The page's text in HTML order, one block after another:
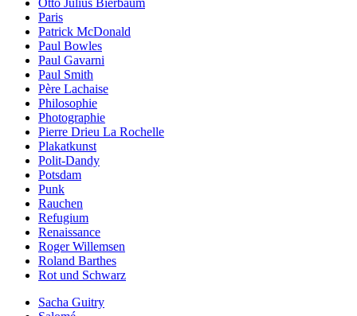
Otto Julius Bierbaum
Paris
Patrick McDonald
Paul Bowles
Paul Gavarni
Paul Smith
Père Lachaise
Philosophie
Photographie
Pierre Drieu La Rochelle
Plakatkunst
Polit-Dandy
Potsdam
Punk
Rauchen
Refugium
Renaissance
Roger Willemsen
Roland Barthes
Rot und Schwarz
Sacha Guitry